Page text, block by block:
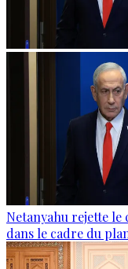
Netanyahu rejette le
dans le cadre du